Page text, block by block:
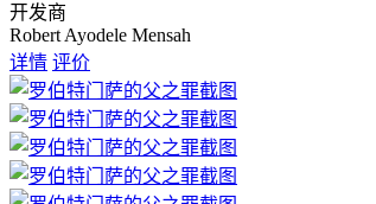
开发商
Robert Ayodele Mensah
详情 评价